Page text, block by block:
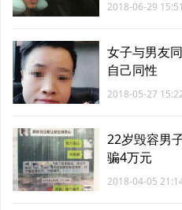
2018-06-29 15:51
女子与男友
自己同性
2018-05-27
22岁毁容男
骗4万元
2018-04-05